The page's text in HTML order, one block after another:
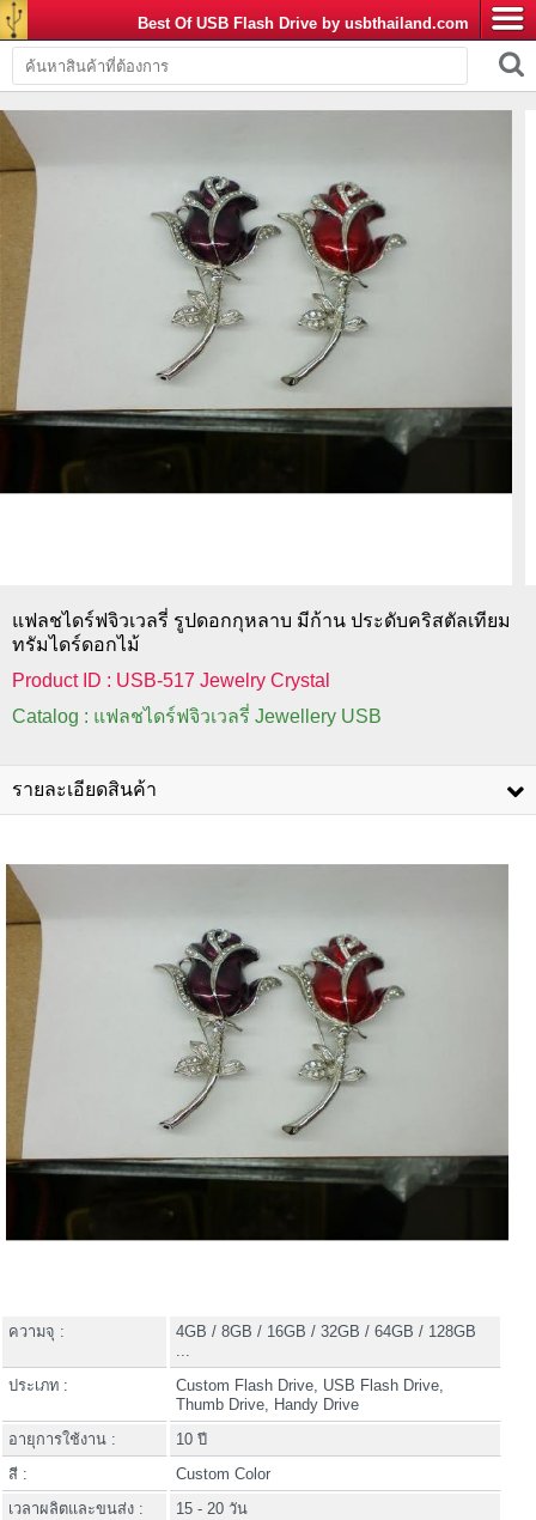
Best Of USB Flash Drive by usbthailand.com
แฟลชไดร์ฟจิวเวลรี่ รูปดอกกุหลาบ มีก้าน ประดับคริสตัลเทียม
ทรัมไดร์ดอกไม้
Product ID : USB-517 Jewelry Crystal
Catalog : แฟลชไดร์ฟจิวเวลรี่ Jewellery USB
รายละเอียดสินค้า
ความจุ :
4GB / 8GB / 16GB / 32GB / 64GB / 128GB
...
ประเภท :
Custom Flash Drive, USB Flash Drive,
Thumb Drive, Handy Drive
อายุการใช้งาน :
10 ปี
สี :
Custom Color
เวลาผลิตและขนส่ง :
15 - 20 วัน